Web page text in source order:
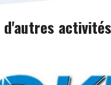
d'autres activités